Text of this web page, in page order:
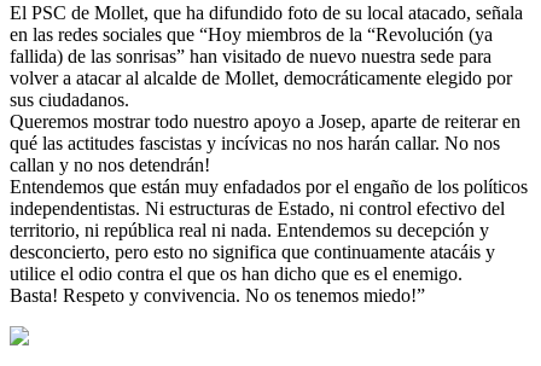
El PSC de Mollet, que ha difundido foto de su local atacado, señala
en las redes sociales que “Hoy miembros de la “Revolución (ya
fallida) de las sonrisas” han visitado de nuevo nuestra sede para
volver a atacar al alcalde de Mollet, democráticamente elegido por
sus ciudadanos.
Queremos mostrar todo nuestro apoyo a Josep, aparte de reiterar en
qué las actitudes fascistas y incívicas no nos harán callar. No nos
callan y no nos detendrán!
Entendemos que están muy enfadados por el engaño de los políticos
independentistas. Ni estructuras de Estado, ni control efectivo del
territorio, ni república real ni nada. Entendemos su decepción y
desconcierto, pero esto no significa que continuamente atacáis y
utilice el odio contra el que os han dicho que es el enemigo.
Basta! Respeto y convivencia. No os tenemos miedo!”